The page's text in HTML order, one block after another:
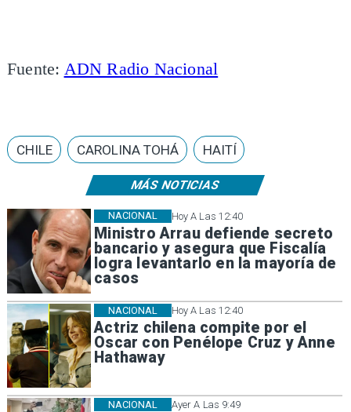
MÁS NOTICIAS
Hoy A Las 12:40
Ministro Arrau defiende secreto
bancario y asegura que Fiscalía
logra levantarlo en la mayoría de
casos
NACIONAL
Hoy A Las 12:40
Actriz chilena compite por el
Oscar con Penélope Cruz y Anne
Hathaway
NACIONAL
Ayer A Las 9:49
NACIONAL
Fuente: ADN Radio Nacional
CHILE CAROLINA TOHÁ HAITÍ